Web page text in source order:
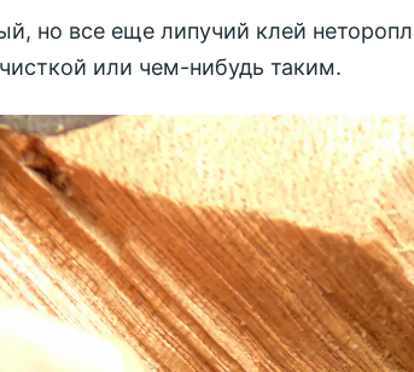
но все еще липучий клей
или чем-нибудь таким.